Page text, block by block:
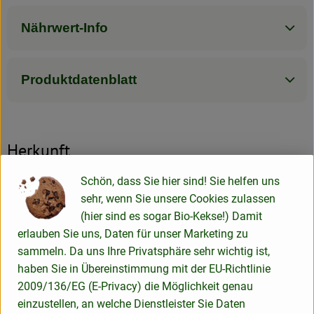
Nährwert-Info
Produktdatenblatt
Herkunft
Hersteller: LaSelva
LaSelva Toskana Feinkost Vertriebs GmbH
D 82166 Gräfelfing
Schön, dass Sie hier sind! Sie helfen uns
sehr, wenn Sie unsere Cookies zulassen
(hier sind es sogar Bio-Kekse!) Damit
erlauben Sie uns, Daten für unser Marketing zu
sammeln. Da uns Ihre Privatsphäre sehr wichtig ist,
haben Sie in Übereinstimmung mit der EU-Richtlinie
2009/136/EG (E-Privacy) die Möglichkeit genau
einzustellen, an welche Dienstleister Sie Daten